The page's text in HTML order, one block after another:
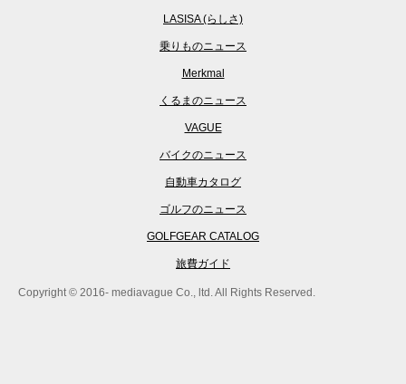
LASISA (らしさ)
乗りものニュース
Merkmal
くるまのニュース
VAGUE
バイクのニュース
自動車カタログ
ゴルフのニュース
GOLFGEAR CATALOG
旅費ガイド
Copyright © 2016- mediavague Co., ltd. All Rights Reserved.